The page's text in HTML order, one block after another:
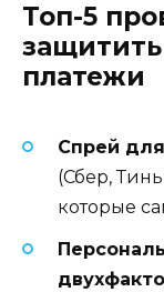
Топ-5
платежи
Спрей
(Сбер,
которые